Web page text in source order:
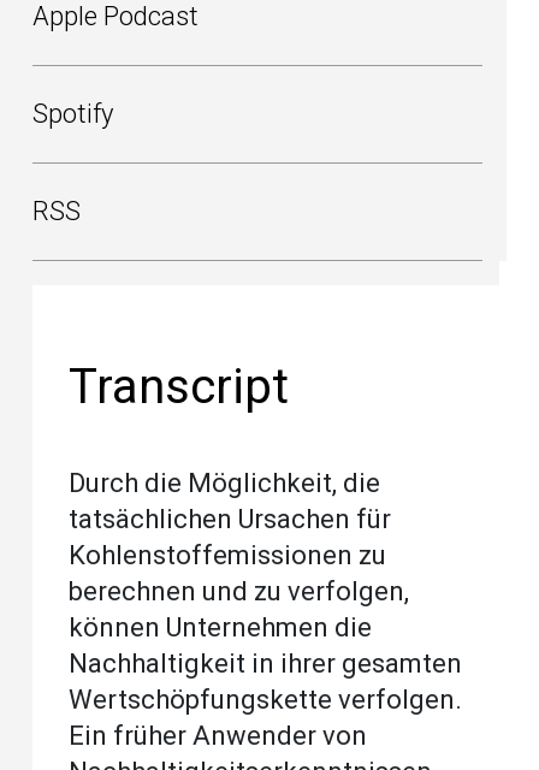
Apple Podcast
Spotify
RSS
Transcript
Durch die Möglichkeit, die
tatsächlichen Ursachen für
Kohlenstoffemissionen zu
berechnen und zu verfolgen,
können Unternehmen die
Nachhaltigkeit in ihrer gesamten
Wertschöpfungskette verfolgen.
Ein früher Anwender von